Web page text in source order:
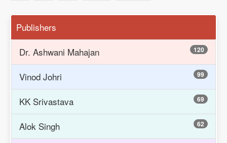
Publishers
Dr. Ashwani Mahajan
120
Vinod Johri 99
KK Srivastava 69
Alok Singh 62